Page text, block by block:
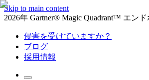
Skip to main content
2026年 Gartner® Magic Quadrant™ エン
侵害を受けていますか？
ブログ
採用情報